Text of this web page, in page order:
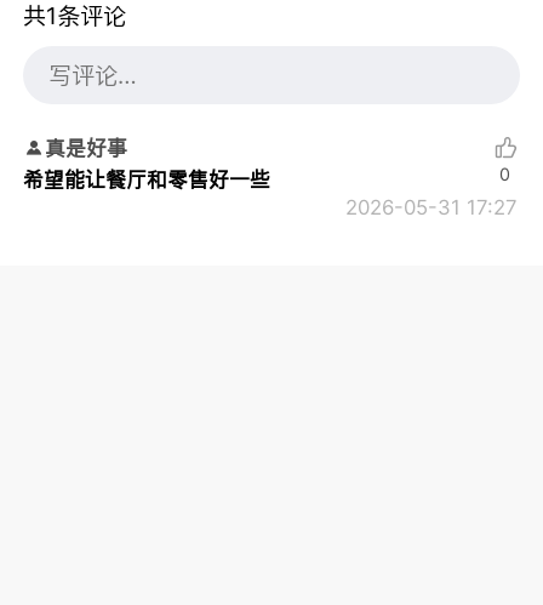
共1条评论
真是好事
希望能让餐厅和零售好一些
2026-05-31 17:27
0